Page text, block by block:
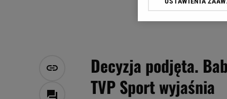
Decyzja podjęta.
TVP Sport wyjaśnia
Klikając „Akceptuję”
Zaufanych Partnerów i
My, nasi Zaufani
Użycie dokładnych
Przechowywanie